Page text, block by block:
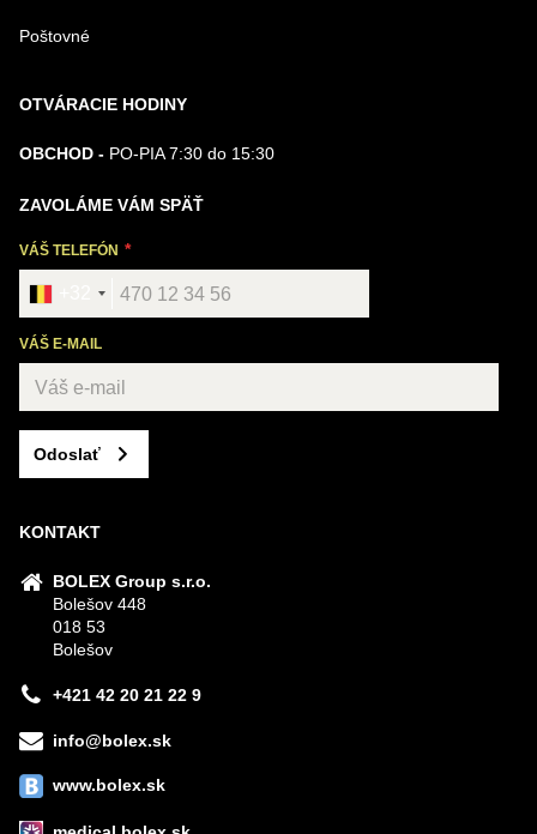
Poštovné
OTVÁRACIE HODINY
OBCHOD - PO-PIA 7:30 do 15:30
ZAVOLÁME VÁM SPÄŤ
VÁŠ TELEFÓN
VÁŠ E-MAIL
Odoslať
KONTAKT
BOLEX Group s.r.o.
Bolešov 448
018 53
Bolešov
+421 42 20 21 22 9
info@bolex.sk
www.bolex.sk